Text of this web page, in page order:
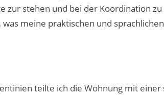
zur stehen und bei der Koordination zu
meine praktischen und sprachlichen
teilte ich die Wohnung mit einer